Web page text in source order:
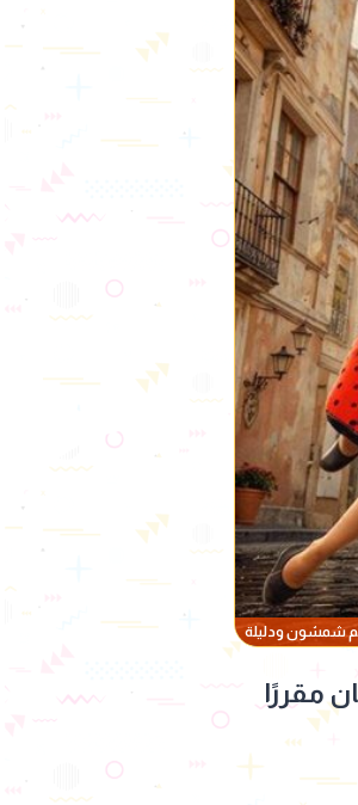
شمشون ودليلة
مقررًا